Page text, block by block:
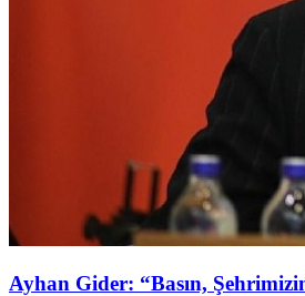
Ayhan Gider: “Basın,